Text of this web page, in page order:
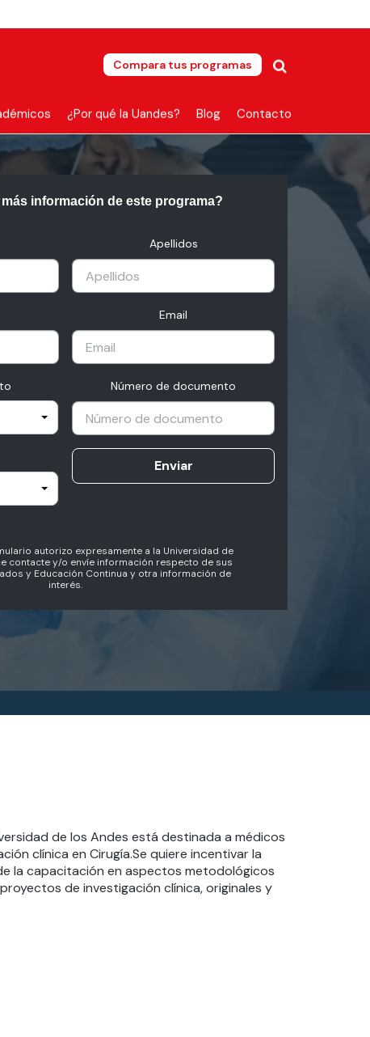
Compara tus programas
¿Por qué la Uandes? Blog Contacto
información de este programa?
Apellidos
Email
Número de documento
Enviar
autorizo expresamente a la Universidad de
contacte y/o envíe información respecto de sus
y Educación Continua y otra información de
interés.
de los Andes está destinada a médicos
clínica en Cirugía.Se quiere incentivar la
la capacitación en aspectos metodológicos
de investigación clínica, originales y